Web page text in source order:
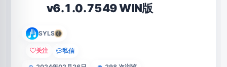
v6.1.0.7549 WIN版
SYLS
关注 私信